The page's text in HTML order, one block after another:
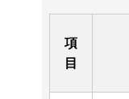
項
目